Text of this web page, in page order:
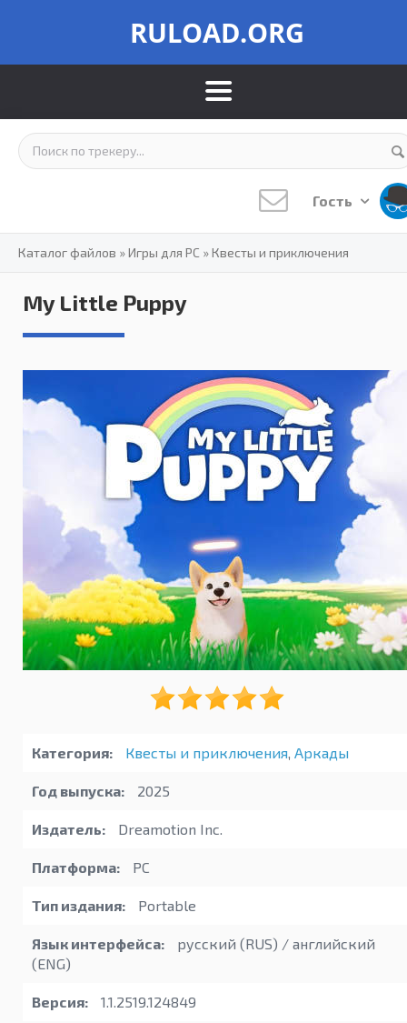
RULOAD.ORG
Гость
Каталог файлов »Игры для PC »Квесты и приключения
My Little Puppy
Категория: Квесты и приключения, Аркады
Год выпуска: 2025
Издатель: Dreamotion Inc.
Платформа: PC
Тип издания: Portable
Язык интерфейса:
русский (RUS) / английский
(ENG)
Версия: 1.1.2519.124849